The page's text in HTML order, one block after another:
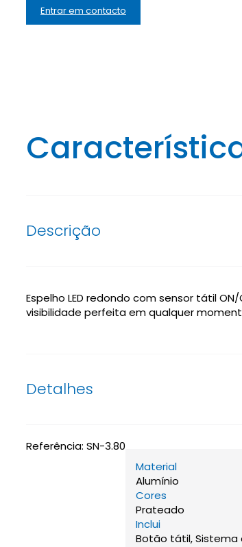
Entrar em contacto
Descrição
Espelho LED redondo com sensor tátil
visibilidade perfeita em qualquer
Detalhes
Referência: SN-3.80
Material
Alumínio
Cores
Prateado
Inclui
Botão tátil,